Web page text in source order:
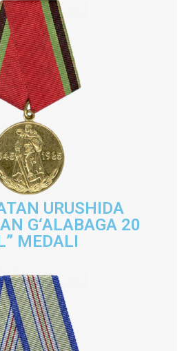
URUSHIDA
G‘ALABAGA 20
MEDALI